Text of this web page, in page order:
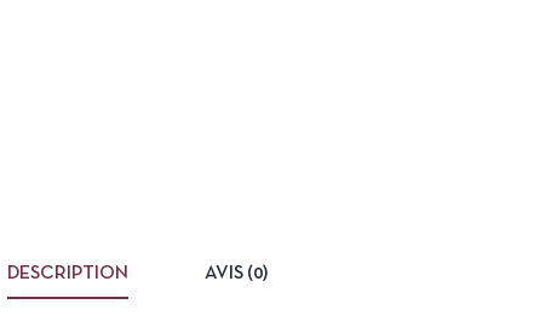
DESCRIPTION AVIS (0)